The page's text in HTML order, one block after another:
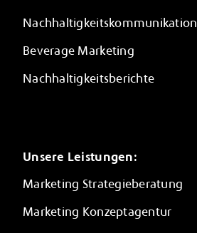
Nachhaltigkeitskommunikation
Beverage Marketing
Nachhaltigkeitsberichte
Unsere Leistungen:
Marketing Strategieberatung
Marketing Konzeptagentur